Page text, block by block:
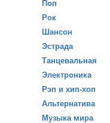
Поп
Рок
Шансон
Эстрада
Танцевальная
Электроника
Рэп и хип-хоп
Альтернатива
Музыка мира